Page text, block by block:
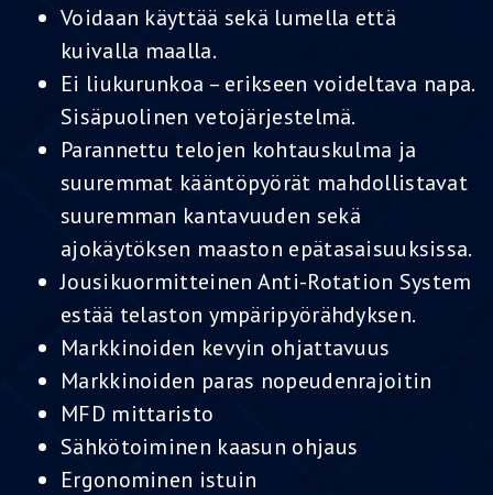
Voidaan käyttää sekä lumella että
kuivalla maalla.
Ei liukurunkoa – erikseen voideltava napa.
Sisäpuolinen vetojärjestelmä.
Parannettu telojen kohtauskulma ja
suuremmat kääntöpyörät mahdollistavat
suuremman kantavuuden sekä
ajokäytöksen maaston epätasaisuuksissa.
Jousikuormitteinen Anti-Rotation System
estää telaston ympäripyörähdyksen.
Markkinoiden kevyin ohjattavuus
Markkinoiden paras nopeudenrajoitin
MFD mittaristo
Sähkötoiminen kaasun ohjaus
Ergonominen istuin